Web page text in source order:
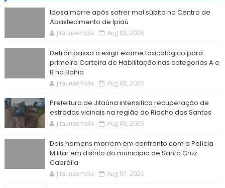
Idosa morre após sofrer mal súbito no Centro de
Abastecimento de Ipiaú
jitaunaemdia Aug 08, 2026
Detran passa a exigir exame toxicológico para
primeira Carteira de Habilitação nas categorias A e
B na Bahia
jitaunaemdia Aug 08, 2026
Prefeitura de Jitaúna intensifica recuperação de
estradas vicinais na região do Riacho dos Santos
jitaunaemdia Aug 08, 2026
Dois homens morrem em confronto com a Polícia
Militar em distrito do município de Santa Cruz
Cabrália
jitaunaemdia Aug 07, 2026